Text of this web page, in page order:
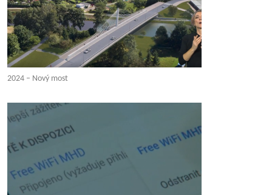
2024 – Nový most